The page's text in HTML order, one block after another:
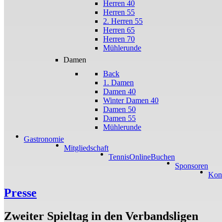
Herren 40
Herren 55
2. Herren 55
Herren 65
Herren 70
Mühlerunde
Damen
Back
1. Damen
Damen 40
Winter Damen 40
Damen 50
Damen 55
Mühlerunde
Gastronomie
Mitgliedschaft
TennisOnlineBuchen
Sponsoren
Presse
Zweiter Spieltag in den Verbandsligen